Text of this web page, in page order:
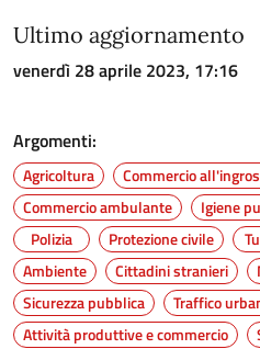
Ultimo aggiornamento
venerdì 28 aprile 2023, 17:16
Argomenti:
Agricoltura Commercio
Commercio ambulante
Igiene
Polizia
Protezione civile
Ambiente
Cittadini stranieri
Sicurezza pubblica
Traffico
Attività produttive e commercio